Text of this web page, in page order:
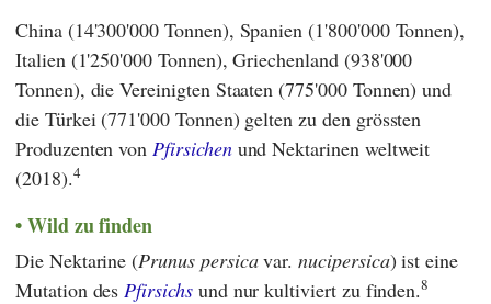
China (14'300'000 Tonnen), Spanien (1'800'000 Tonnen),
Italien (1'250'000 Tonnen), Griechenland (938'000
Tonnen), die Vereinigten Staaten (775'000 Tonnen) und
die Türkei (771'000 Tonnen) gelten zu den grössten
Produzenten von Pfirsichenund Nektarinen weltweit
(2018).4
Wild zu finden
Die Nektarine (Prunus persicavar. nucipersica) ist eine
Mutation desPfirsichsund nur kultiviert zu finden.8